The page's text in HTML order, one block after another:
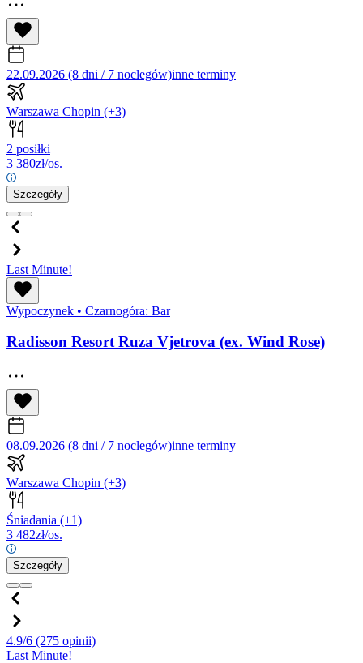
22.09.2026 (8 dni / 7 noclegów)inne terminy
Warszawa Chopin (+3)
2 posiłki
3 380zł/os.
Szczegóły
Last Minute!
Wypoczynek • Czarnogóra: Bar
Radisson Resort Ruza Vjetrova (ex. Wind Rose)
08.09.2026 (8 dni / 7 noclegów)inne terminy
Warszawa Chopin (+3)
Śniadania (+1)
3 482zł/os.
Szczegóły
4.9/6 (275 opinii)
Last Minute!